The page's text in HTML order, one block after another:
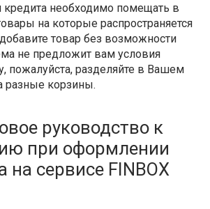
необходимо помещать в
на которые распространяется
товар без возможности
не предложит вам условия
пожалуйста, разделяйте в Вашем
разные корзины.
руководство к
при оформлении
на сервисе FINBOX